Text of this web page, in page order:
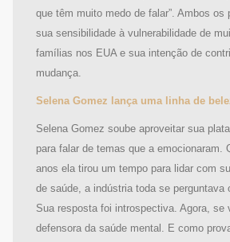
que têm muito medo de falar”. Ambos os
sua sensibilidade à vulnerabilidade de
famílias nos EUA e sua intenção de
mudança.
Selena Gomez lança uma linha de
Selena Gomez soube aproveitar sua
para falar de temas que a emocionaram.
anos ela tirou um tempo para lidar com
de saúde, a indústria toda se perguntava
Sua resposta foi introspectiva. Agora, se
defensora da saúde mental. E como